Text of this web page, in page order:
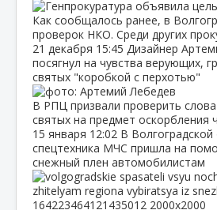
Как сообщалось ранее, в
проверок НКО. Среди других
21 декабря 15:45 Дизайнер
посягнул на чувства верующих,
святых "коробкой с перхотью"
В РПЦ призвали проверить
святых на предмет оскорбления
15 января 12:02 В Волгоградской
спецтехника МЧС пришла на
снежный плен автомобилистам